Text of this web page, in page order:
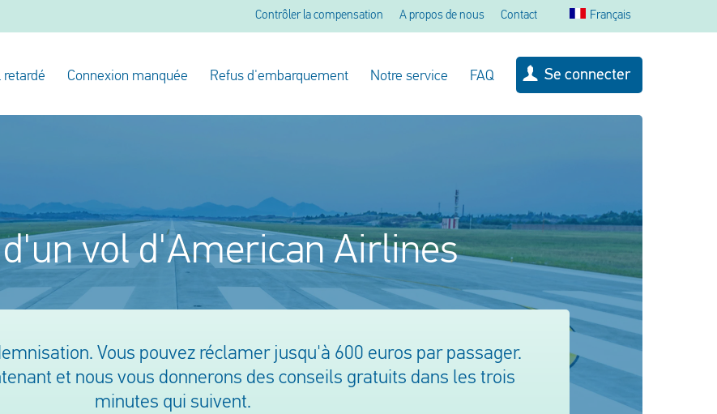
Contrôler la compensation A propos de nous Contact Français
retardé Connexion manquée Refus d'embarquement Notre service FAQ Se connecter
vol d'American Airlines
Vous pouvez réclamer jusqu'à 600 euros par passager.
et nous vous donnerons des conseils gratuits dans les trois
minutes qui suivent.